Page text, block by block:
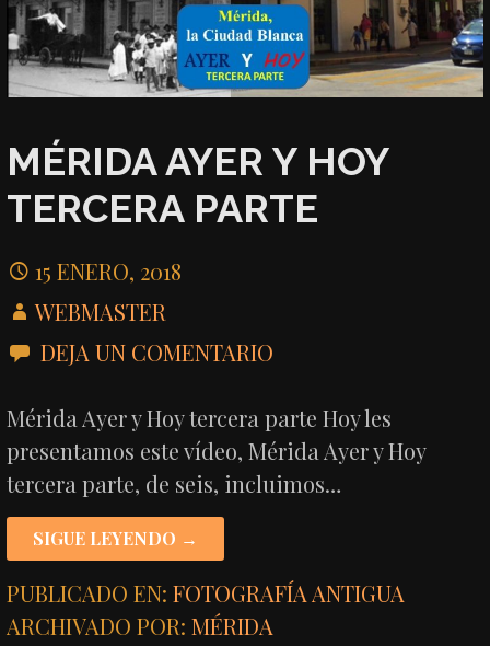
MÉRIDA AYER Y HOY
TERCERA PARTE
15 ENERO, 2018
WEBMASTER
DEJA UN COMENTARIO
Mérida Ayer y Hoy tercera parte Hoy les
presentamos este vídeo, Mérida Ayer y Hoy
tercera parte, de seis, incluimos…
SIGUE LEYENDO →
PUBLICADO EN:FOTOGRAFÍA ANTIGUA
ARCHIVADO POR:MÉRIDA